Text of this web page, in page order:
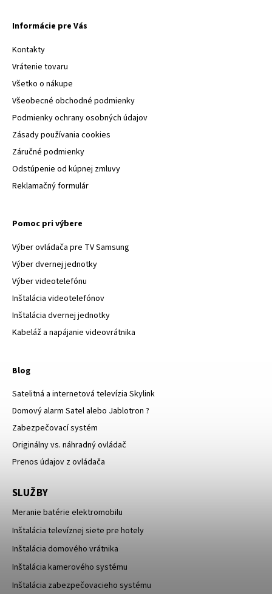
Informácie pre Vás
Kontakty
Vrátenie tovaru
Všetko o nákupe
Všeobecné obchodné podmienky
Podmienky ochrany osobných údajov
Zásady používania cookies
Záručné podmienky
Odstúpenie od kúpnej zmluvy
Reklamačný formulár
Pomoc pri výbere
Výber ovládača pre TV Samsung
Výber dvernej jednotky
Výber videotelefónu
Inštalácia videotelefónov
Inštalácia dvernej jednotky
Kabeláž a napájanie videovrátnika
Blog
Satelitná a internetová televízia Skylink
Domový alarm Satel alebo Jablotron ?
Zabezpečovací systém
Originálny vs. náhradný ovládač
Prenos údajov z ovládača
SLUŽBY
Meranie batérie elektromobilu
Inštalácia televíznej siete pre hotely
Inštalácia domového vrátnika
Inštalácia kamerového systému
Inštalácia zabezpečovacieho systému